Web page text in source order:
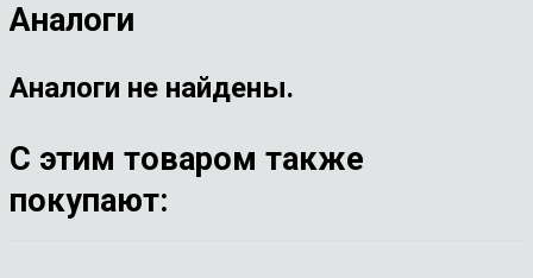
Аналоги
Аналоги не найдены.
С этим товаром также
покупают: